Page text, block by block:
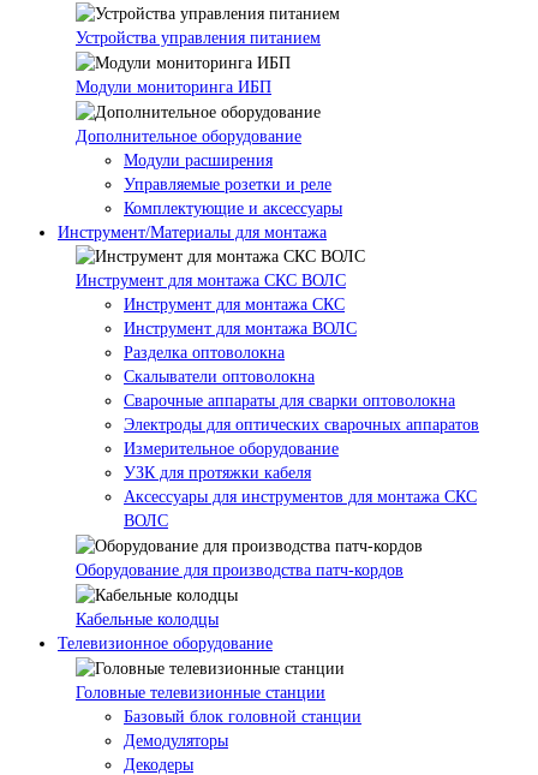
Устройства управления питанием
Модули мониторинга ИБП
Дополнительное оборудование
Модули расширения
Управляемые розетки и реле
Комплектующие и аксессуары
Инструмент/Материалы для монтажа
Инструмент для монтажа СКС ВОЛС
Инструмент для монтажа СКС
Инструмент для монтажа ВОЛС
Разделка оптоволокна
Скалыватели оптоволокна
Сварочные аппараты для сварки оптоволокна
Электроды для оптических сварочных аппаратов
Измерительное оборудование
УЗК для протяжки кабеля
Аксессуары для инструментов для монтажа СКС
ВОЛС
Оборудование для производства патч-кордов
Кабельные колодцы
Телевизионное оборудование
Головные телевизионные станции
Базовый блок головной станции
Демодуляторы
Декодеры